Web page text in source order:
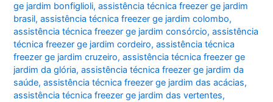
ge jardim bonfiglioli,assistência técnica freezer ge jardim
brasil,assistência técnica freezer ge jardim colombo,
assistência técnica freezer ge jardim consórcio,assistência
técnica freezer ge jardim cordeiro,assistência técnica
freezer ge jardim cruzeiro,assistência técnica freezer ge
jardim da glória,assistência técnica freezer ge jardim da
saúde,assistência técnica freezer ge jardim das acácias,
assistência técnica freezer ge jardim das vertentes,